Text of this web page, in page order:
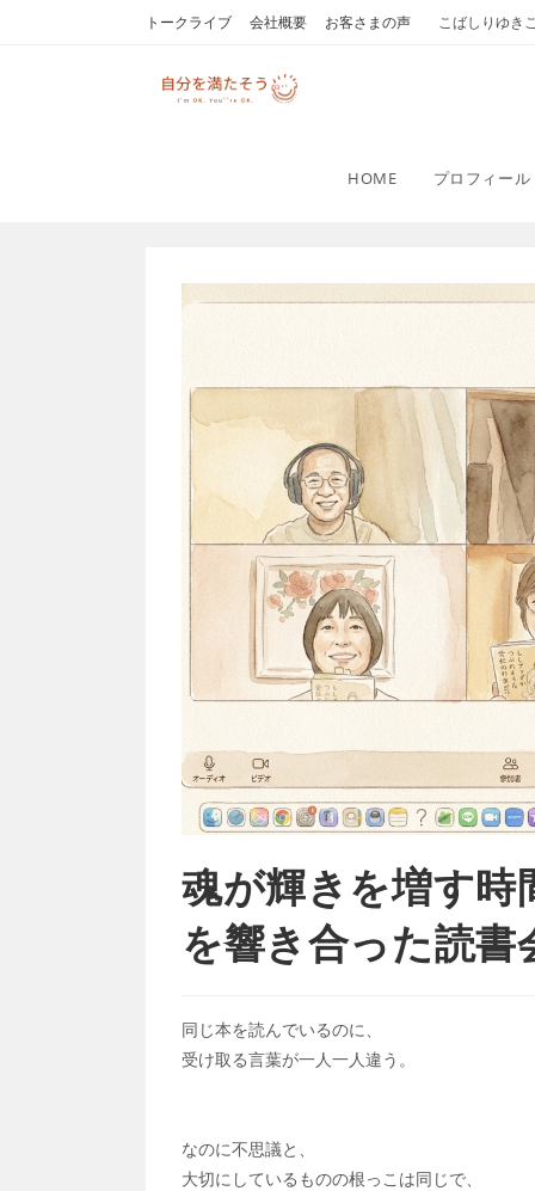
トークライブ 会社概要 お客さまの声 こばしりゆき
HOME プロフィール
魂が輝きを増す
を響き合った読書
同じ本を読んでいるのに、
受け取る言葉が一人一人違う。
なのに不思議と、
大切にしているものの根っこは同じで、